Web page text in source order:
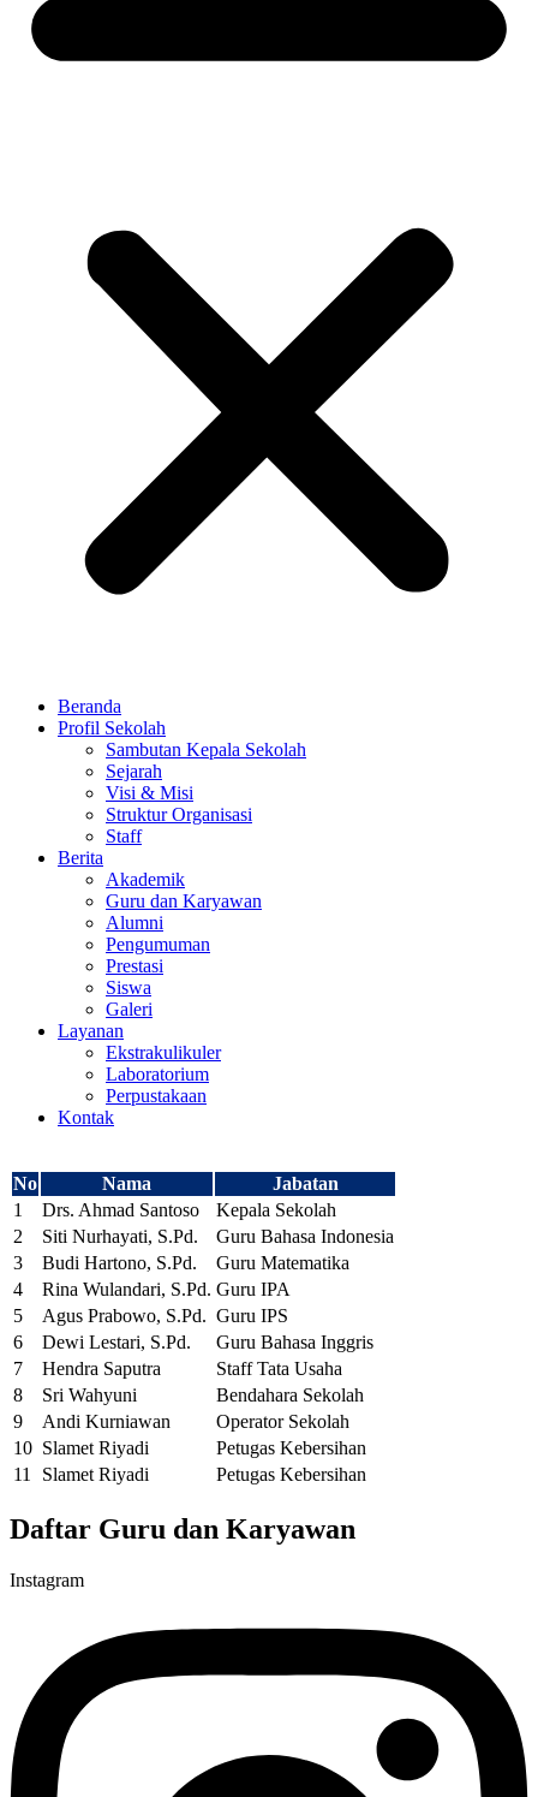
Beranda
Profil Sekolah
Sambutan Kepala Sekolah
Sejarah
Visi & Misi
Struktur Organisasi
Staff
Berita
Akademik
Guru dan Karyawan
Alumni
Pengumuman
Prestasi
Siswa
Galeri
Layanan
Ekstrakulikuler
Laboratorium
Perpustakaan
Kontak
No Nama
Jabatan
1
Drs. Ahmad Santoso
Kepala Sekolah
2
Siti Nurhayati, S.Pd.
Guru Bahasa Indonesia
3
Budi Hartono, S.Pd.
Guru Matematika
4
Rina Wulandari, S.Pd. Guru IPA
5
Agus Prabowo, S.Pd. Guru IPS
6
Dewi Lestari, S.Pd.
Guru Bahasa Inggris
7
Hendra Saputra
Staff Tata Usaha
8
Sri Wahyuni
Bendahara Sekolah
9
Andi Kurniawan
Operator Sekolah
10 Slamet Riyadi
Petugas Kebersihan
11
Slamet Riyadi Petugas Kebersihan
Daftar Guru dan Karyawan
Instagram